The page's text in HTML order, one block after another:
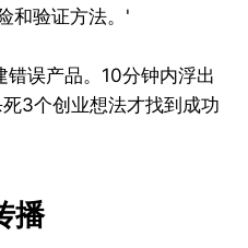
和验证方法。'
错误产品。10分钟内浮出
3个创业想法才找到成功
播